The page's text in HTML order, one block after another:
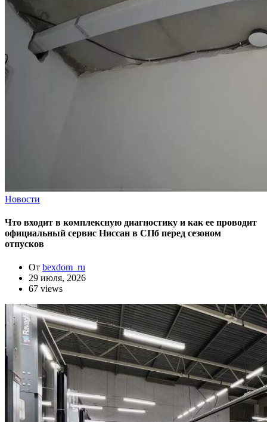
Новости
Что входит в комплексную диагностику и как ее проводит
официальный сервис Ниссан в СПб перед сезоном
отпусков
От bexdom_ru
29 июля, 2026
67 views